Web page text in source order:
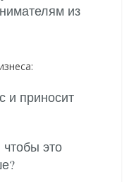
из
и приносит
чтобы это